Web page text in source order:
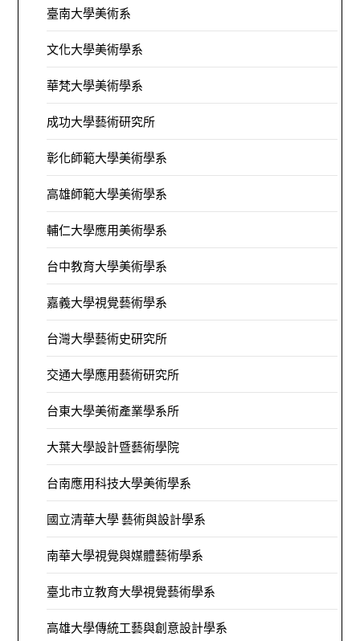
臺南大學美術系
文化大學美術學系
華梵大學美術學系
成功大學藝術研究所
彰化師範大學美術學系
高雄師範大學美術學系
輔仁大學應用美術學系
台中教育大學美術學系
嘉義大學視覺藝術學系
台灣大學藝術史研究所
交通大學應用藝術研究所
台東大學美術產業學系所
大葉大學設計暨藝術學院
台南應用科技大學美術學系
國立清華大學 藝術與設計學系
南華大學視覺與媒體藝術學系
臺北市立教育大學視覺藝術學系
高雄大學傳統工藝與創意設計學系